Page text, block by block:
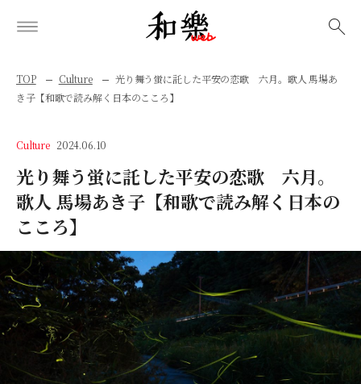
TOP Culture
光り舞う蛍に託した平安の恋歌 六月。歌人 馬場あ
き子【和歌で読み解く日本のこころ】
Culture 2024.06.10
光り舞う蛍に託した平安の恋歌 六月。
歌人 馬場あき子【和歌で読み解く日本の
こころ】